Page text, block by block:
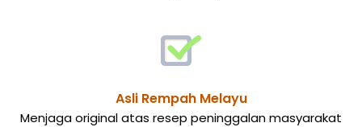
Asli Rempah Melayu
Menjaga original atas resep peninggalan masyarakat